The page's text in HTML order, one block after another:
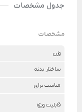
جدول مشخصات
مشخصات
وزن
ساختار بدنه
مناسب برای
قابلیت ویژه